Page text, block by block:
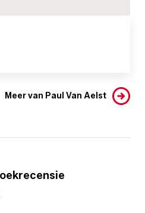
Meer van Paul Van Aelst